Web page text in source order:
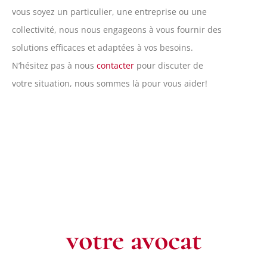
vous soyez un particulier, une entreprise ou une
collectivité, nous nous engageons à vous fournir des
solutions efficaces et adaptées à vos besoins.
N’hésitez pas à nous contacter pour discuter de
votre situation, nous sommes là pour vous aider!
votre avocat